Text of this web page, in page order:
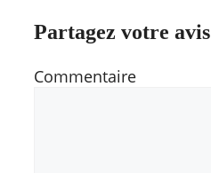
Partagez votre avis
Commentaire